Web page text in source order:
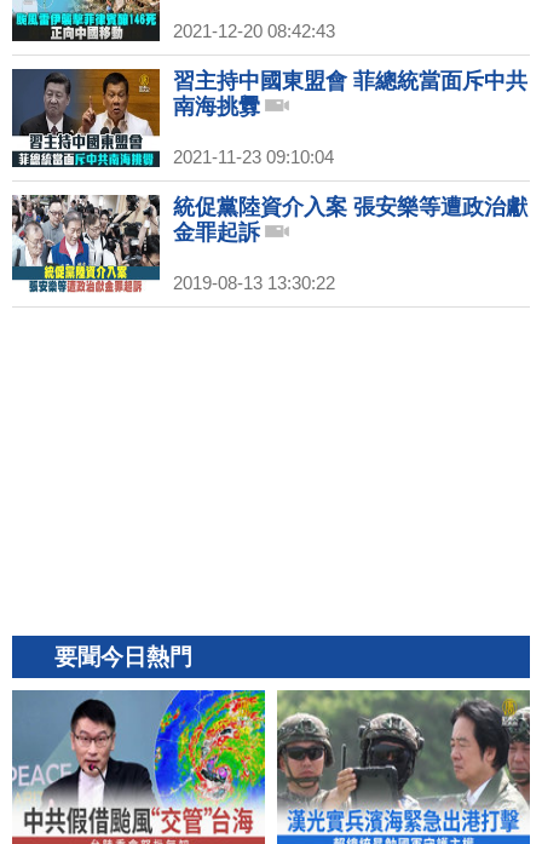
2021-12-20 08:42:43
習主持中國東盟會 菲總統當面斥中共
南海挑釁
2021-11-23 09:10:04
統促黨陸資介入案 張安樂等遭政治獻
金罪起訴
2019-08-13 13:30:22
要聞今日熱門